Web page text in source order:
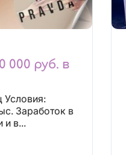
000 руб. в
в
и в...